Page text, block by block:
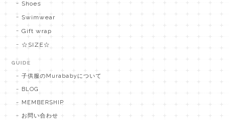
Shoes
Swimwear
Gift wrap
☆SIZE☆
GUIDE
子供服のMurababyについて
BLOG
MEMBERSHIP
お問い合わせ